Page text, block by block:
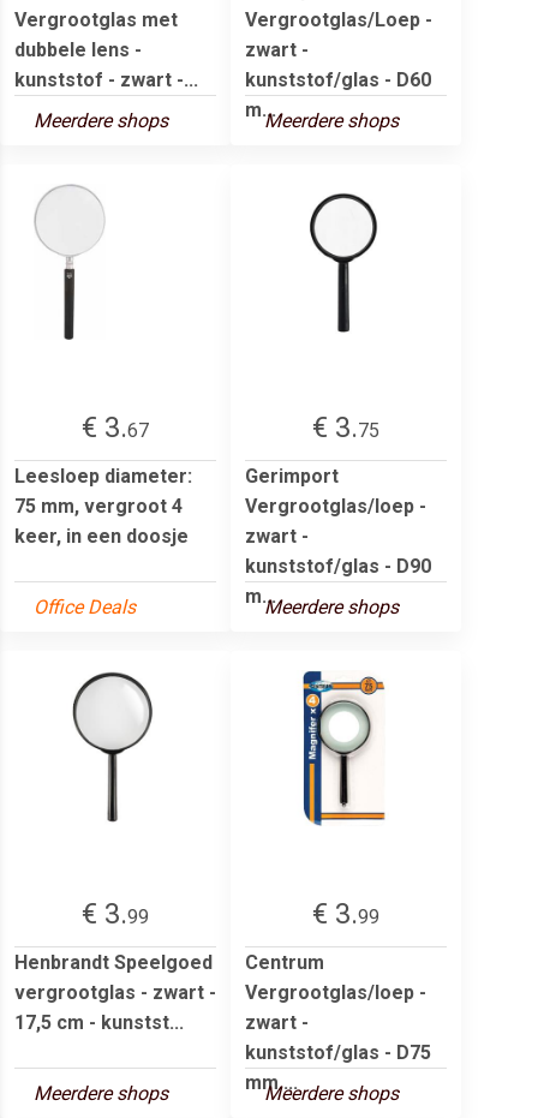
Vergrootglas met
dubbele lens -
kunststof - zwart -...
Meerdere shops
Vergrootglas/Loep -
zwart -
kunststof/glas - D60
m...Meerdere shops
€ 3.67
Leesloep diameter:
75 mm, vergroot 4
keer, in een doosje
Office Deals
€ 3.75
Gerimport
Vergrootglas/loep -
zwart -
kunststof/glas - D90
m...Meerdere shops
€ 3.99
Henbrandt Speelgoed
vergrootglas - zwart -
17,5 cm - kunstst...
Meerdere shops
€ 3.99
Centrum
Vergrootglas/loep -
zwart -
kunststof/glas - D75
mm ...
Meerdere shops